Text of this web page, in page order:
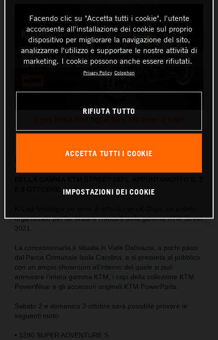
organizzato per far testare i modelli della gamma KTM Street
2021.
La concessionaria è situata in Viale Dalmazia, a pochi passi
dal Parco Comunale Isola Carolina, e si presenta al pubblico
con un ampio showroom all’interno del quale si può
ammirare l’intera gamma KTM, i capi della collezione KTM
PowerWear e gli accessori originali KTM PowerParts.
Sabato 2 e domenica 3 ottobre sarà possibile provare le
seguenti moto:
• 1290 SUPER ADVENTURE S
Facendo clic su "Accetta tutti i cookie", l'utente
acconsente all'installazione dei cookie sul proprio
dispositivo per migliorare la navigazione del sito,
analizzarne l'utilizzo e supportare le nostre attività di
marketing. I cookie possono anche essere rifiutati.
Privacy Policy Colophon
RIFIUTA TUTTO
ACCETTA TUTTI I COOKIE
IMPOSTAZIONI DEI COOKIE